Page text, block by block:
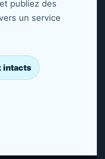
publiez des
un service
intacts